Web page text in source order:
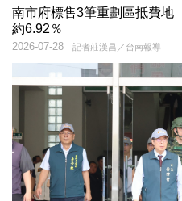
南市府標售3筆重劃區抵費
約6.92％
記者莊漢昌／台南報導
2026-07-28